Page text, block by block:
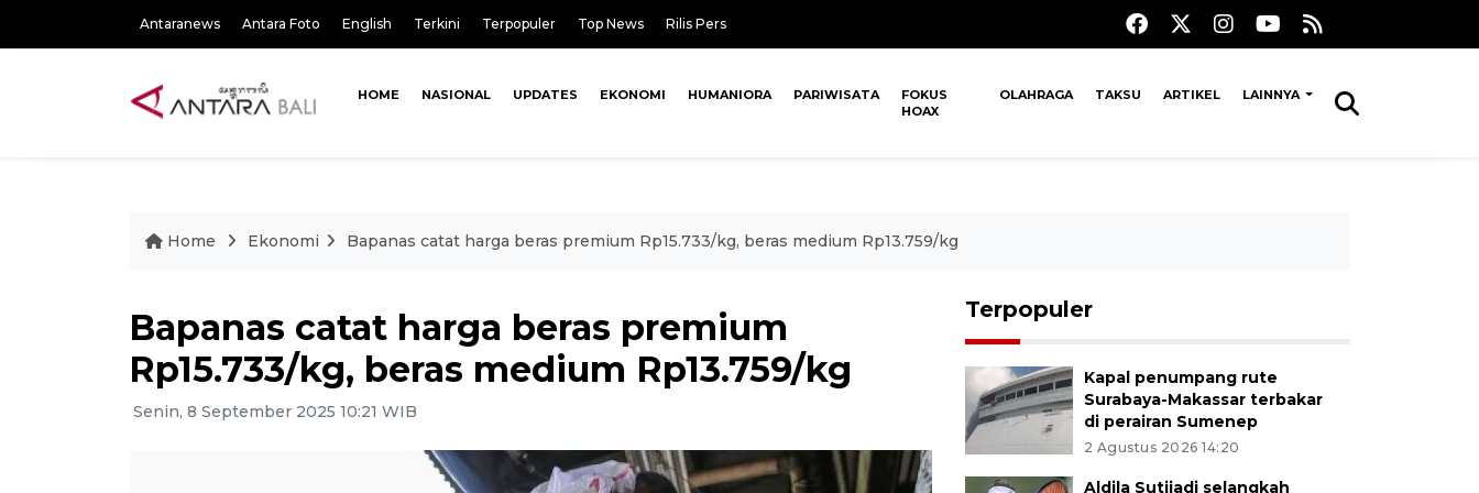
Antaranews Antara Foto English Terkini Terpopuler Top News Rilis Pers
HOME NASIONAL UPDATES EKONOMI HUMANIORA PARIWISATA
FOKUS
HOAX
OLAHRAGA TAKSU ARTIKEL LAINNYA
Home Ekonomi Bapanas catat harga beras premium Rp15.733/kg, beras medium Rp13.759/kg
Bapanas catat harga beras premium
Rp15.733/kg, beras medium Rp13.759/kg
Senin, 8 September 2025 10:21 WIB
Terpopuler
Kapal penumpang rute
Surabaya-Makassar terbakar
di perairan Sumenep
2 Agustus 2026 14:20
Aldila Sutjiadi selangkah